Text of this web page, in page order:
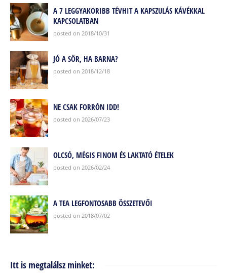
A 7 LEGGYAKORIBB TÉVHIT A KAPSZULÁS KÁVÉKKAL
KAPCSOLATBAN
posted on 2018/10/31
JÓ A SÖR, HA BARNA?
posted on 2018/12/18
NE CSAK FORRÓN IDD!
posted on 2026/07/23
OLCSÓ, MÉGIS FINOM ÉS LAKTATÓ ÉTELEK
posted on 2026/02/24
A TEA LEGFONTOSABB ÖSSZETEVŐI
posted on 2018/07/02
Itt is megtalálsz minket: